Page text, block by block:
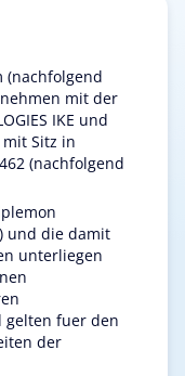
(nachfolgend
mit der
IKE und
mit Sitz in
(nachfolgend
und die damit
unterliegen
fuer den
der